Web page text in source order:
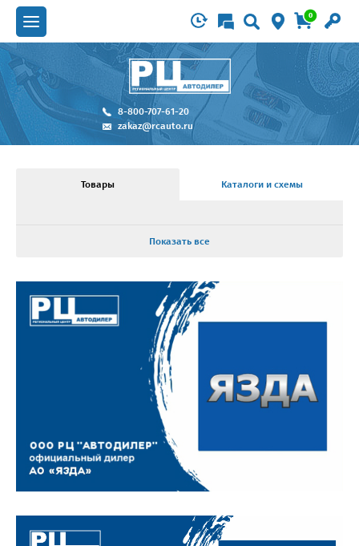
0
8-800-707-61-20
zakaz@rcauto.ru
Товары Каталоги и схемы
Показать все